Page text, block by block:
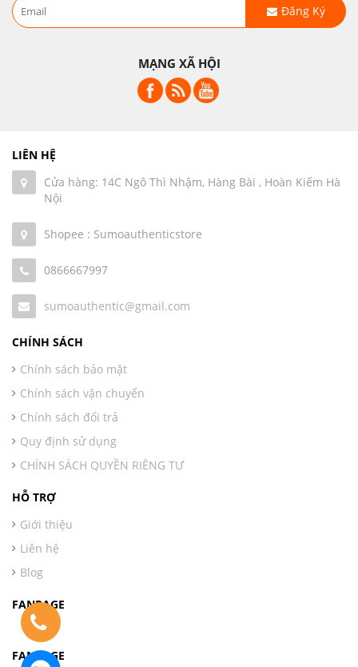
Đăng Ký
MẠNG XÃ HỘI
LIÊN HỆ
Cửa hàng: 14C Ngô Thì Nhậm, Hàng Bài , Hoàn Kiếm Hà
Nội
Shopee : Sumoauthenticstore
0866667997
sumoauthentic@gmail.com
CHÍNH SÁCH
Chính sách bảo mật
Chính sách vận chuyển
Chính sách đổi trả
Quy định sử dụng
CHÍNH SÁCH QUYỀN RIÊNG TƯ
HỖ TRỢ
Giới thiệu
Liên hệ
Blog
FANPAGE
FANPAGE